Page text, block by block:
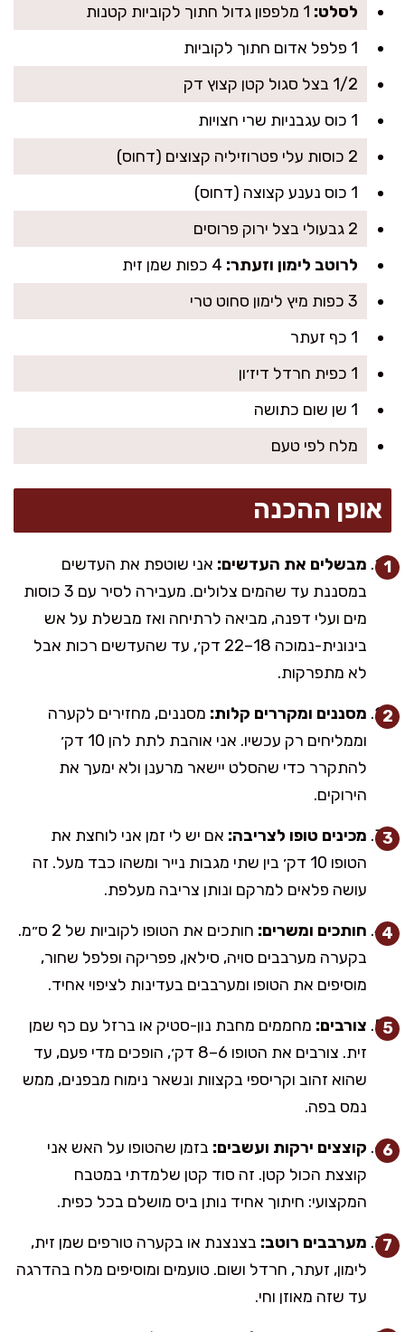
לסלט:
1 פלפל אדום חתוך לקוביות
1/2 בצל סגול קטן קצוץ דק
1 כוס עגבניות שרי חצויות
2 כוסות עלי פטרוזיליה קצוצים (דחוס)
1 כוס נענע קצוצה (דחוס)
2 גבעולי בצל ירוק פרוסים
לרוטב לימון וזעתר:
3 כפות מיץ לימון סחוט טרי
1 כף זעתר
1 כפית חרדל דיז׳ון
1 שן שום כתושה
מלח לפי טעם
אופן ההכנה
מבשלים את העדשים: אני שוטפת את העדשים
במסננת עד שהמים צלולים. מעבירה לסיר עם 3 כוסות
מים ועלי דפנה, מביאה לרתיחה ואז מבשלת על אש
בינונית-נמוכה 18–22 דק׳, עד שהעדשים רכות אבל
לא מתפרקות.
מסננים ומקררים קלות: מסננים, מחזירים לקערה
וממליחים רק עכשיו. אני אוהבת לתת להן 10 דק׳
להתקרר כדי שהסלט יישאר מרענן ולא ימעך את
הירוקים.
מכינים טופו לצריבה: אם יש לי זמן אני לוחצת את
הטופו 10 דק׳ בין שתי מגבות נייר ומשהו כבד מעל. זה
עושה פלאים למרקם ונותן צריבה מעלפת.
חותכים ומשרים:
חותכים את הטופו לקוביות של 2 ס״מ.
בקערה מערבבים סויה, סילאן, פפריקה ופלפל שחור,
מוסיפים את הטופו ומערבבים בעדינות לציפוי אחיד.
צורבים: מחממים מחבת נון-סטיק או ברזל עם כף שמן
זית. צורבים את הטופו 6–8 דק׳, הופכים מדי פעם, עד
שהוא זהוב וקריספי בקצוות ונשאר נימוח מבפנים, ממש
נמס בפה.
קוצצים ירקות ועשבים: בזמן שהטופו על האש אני
קוצצת הכול קטן. זה סוד קטן שלמדתי במטבח
המקצועי: חיתוך אחיד נותן ביס מושלם בכל כפית.
מערבבים רוטב: בצנצנת או בקערה טורפים שמן זית,
לימון, זעתר, חרדל ושום. טועמים ומוסיפים מלח בהדרגה
עד שזה מאוזן וחי.